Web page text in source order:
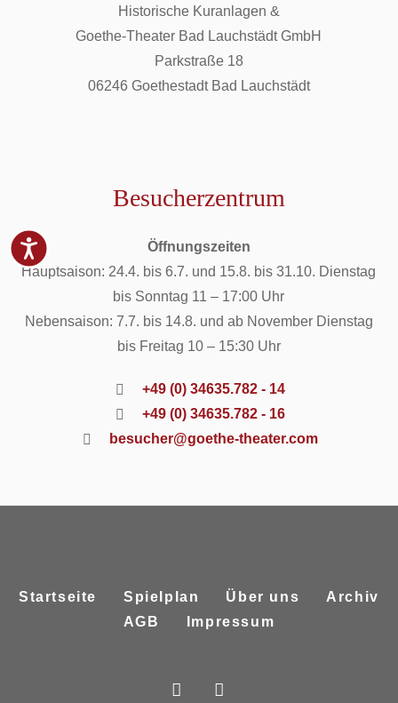
Historische Kuranlagen &
Goethe-Theater Bad Lauchstädt GmbH
Parkstraße 18
06246 Goethestadt Bad Lauchstädt
Besucherzentrum
Öffnungszeiten
Hauptsaison: 24.4. bis 6.7. und 15.8. bis 31.10. Dienstag
bis Sonntag 11 – 17:00 Uhr
Nebensaison: 7.7. bis 14.8. und ab November Dienstag
bis Freitag 10 – 15:30 Uhr
+49 (0) 34635.782 - 14
+49 (0) 34635.782 - 16
besucher@goethe-theater.com
Startseite Spielplan Über uns
Archiv
AGB
Impressum